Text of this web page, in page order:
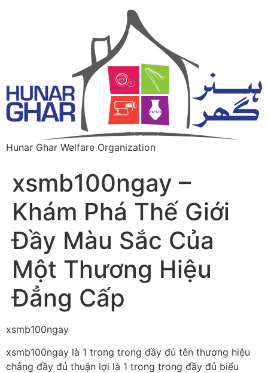
Hunar Ghar Welfare Organization
xsmb100ngay –
Khám Phá Thế Giới
Đầy Màu Sắc Của
Một Thương Hiệu
Đẳng Cấp
xsmb100ngay
xsmb100ngay là 1 trong trong đầy đủ tên thương hiệu
chẳng đầy đủ thuận lợi là 1 trong trong đầy đủ biểu